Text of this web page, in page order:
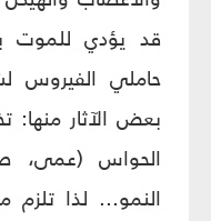
حاملي الفيروس
بعض الآثار
الحواس (عمى،
النمو... لذا تلزم